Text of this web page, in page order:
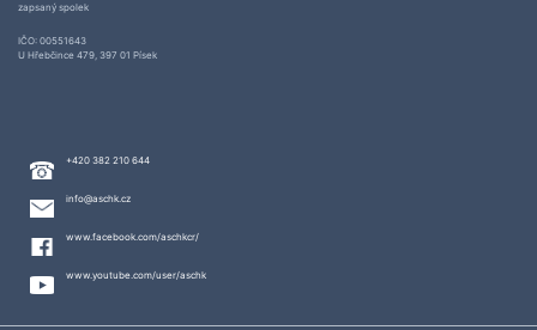
zapsaný spolek
IČO: 00551643
U Hřebčince 479, 397 01 Písek
+420 382 210 644
info@aschk.cz
www.facebook.com/aschkcr/
www.youtube.com/user/aschk